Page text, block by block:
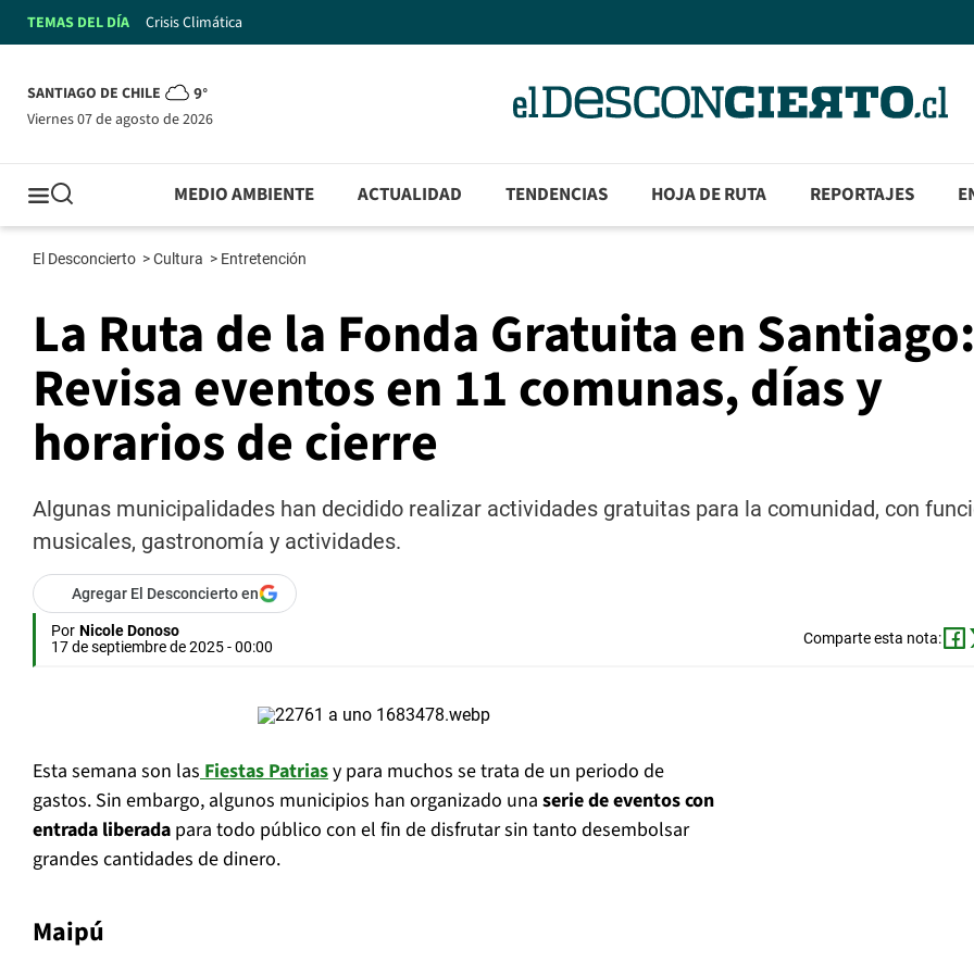
TEMAS DEL DÍA Crisis Climática
SANTIAGO DE CHILE 9°
viernes 07 de agosto de 2026
MEDIO AMBIENTE ACTUALIDAD TENDENCIAS HOJA DE RUTA REPORTAJES
El Desconcierto >Cultura > Entretención
La Ruta de la Fonda Gratuita en Santiago:
Revisa eventos en 11 comunas, días y
horarios de cierre
Algunas municipalidades han decidido realizar actividades gratuitas para la comunidad, con
musicales, gastronomía y actividades.
Agregar El Desconcierto en
Por Nicole Donoso
17 de septiembre de 2025 - 00:00
Comparte esta nota:
Esta semana son lasFiestas Patriasy para muchos se trata de un periodo de
gastos. Sin embargo, algunos municipios han organizado una serie de eventos con
entrada liberada para todo público con el fin de disfrutar sin tanto desembolsar
grandes cantidades de dinero.
Maipú